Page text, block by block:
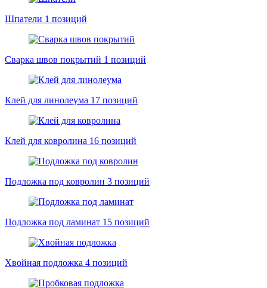
Шпатели 1 позиций
Сварка швов покрытий 1 позиций
Клей для линолеума 17 позиций
Клей для ковролина 16 позиций
Подложка под ковролин 3 позиций
Подложка под ламинат 15 позиций
Хвойная подложка 4 позиций